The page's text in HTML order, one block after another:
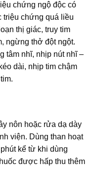
chứng ngộ độc có
triệu chứng quá liều
thị giác, truy tim
ngừng thở đột ngột.
tâm nhĩ, nhịp nút nhĩ –
dài, nhịp tim chậm
nôn hoặc rửa dạ dày
viện. Dùng than hoạt
kể từ khi dùng
được hấp thu thêm